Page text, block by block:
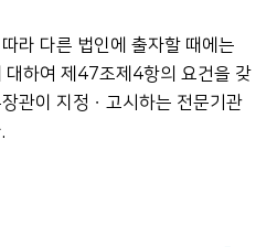
라 다른 법인에 출자할 때에는
대하여 제47조제4항의 요건을 갖
관이 지정ㆍ고시하는 전문기관